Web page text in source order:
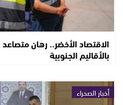
الاقتصاد الأخضر.. رهان متصاعد
بالأقاليم الجنوبية
أخبار الصحراء